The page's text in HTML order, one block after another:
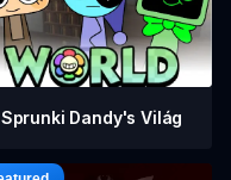
Sprunki Dandy's Világ